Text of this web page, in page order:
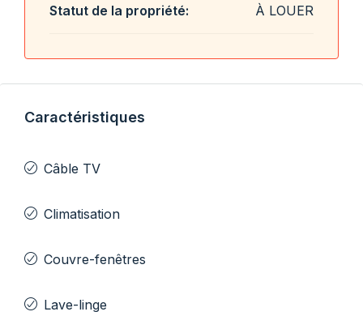
Statut de la propriété: À LOUER
Caractéristiques
Câble TV
Climatisation
Couvre-fenêtres
Lave-linge